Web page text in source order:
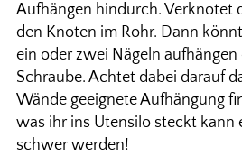
Aufhängen hindurch. Verknotet
den Knoten im Rohr. Dann
ein oder zwei Nägeln aufhängen
Schraube. Achtet dabei darauf
Wände geeignete Aufhängung
was ihr ins Utensilo steckt kann
schwer werden!